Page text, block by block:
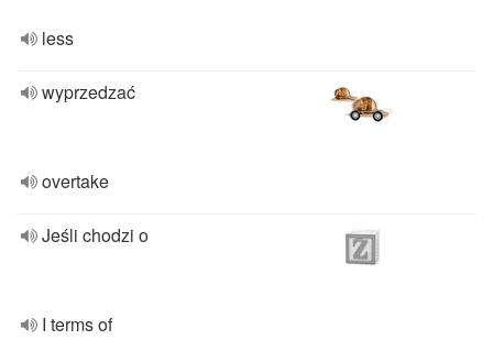
less
wyprzedzać
overtake
Jeśli chodzi o
I terms of